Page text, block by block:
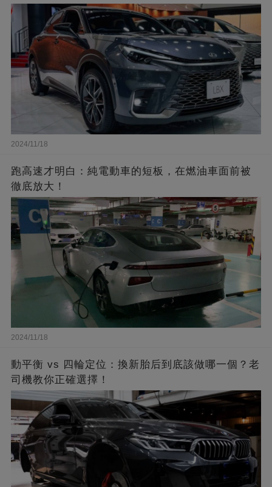
2024/11/18
跑高速才明白：純電動車的短板，在燃油車面前被
徹底放大！
2024/11/18
動平衡 vs 四輪定位：換新胎后到底該做哪一個？老
司機教你正確選擇！